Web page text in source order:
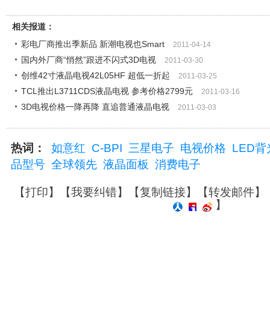
相关报道：
彩电厂商推出季新品 新潮电视也Smart
2011-04-14
国内外厂商“悄然”跟进不闪式3D电视 2011-03-30
创维42寸液晶电视42L05HF 超低一折起 2011-03-25
TCL推出L3711CDS液晶电视 参考价格2799元 2011-03-16
3D电视价格一降再降 直追普通液晶电视 2011-03-03
热词： 如意红 C-BPI 三星电子 电视价格 LED背
品型号 全球领先 液晶面板 消费电子
【打印】【我要纠错】【复制链接】【转发邮件】
】